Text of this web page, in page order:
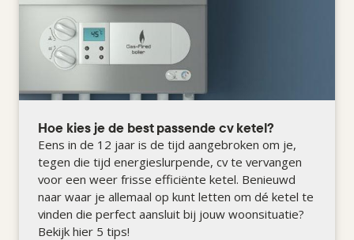
Hoe kies je de best passende cv ketel?
Eens in de 12 jaar is de tijd aangebroken om je,
tegen die tijd energieslurpende, cv te vervangen
voor een weer frisse efficiënte ketel. Benieuwd
naar waar je allemaal op kunt letten om dé ketel te
vinden die perfect aansluit bij jouw woonsituatie?
Bekijk hier 5 tips!